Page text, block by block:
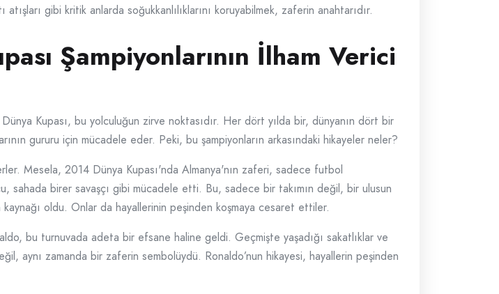
gibi kritik anlarda soğukkanlılıklarını koruyabilmek, zaferin anahtarıdır.
Şampiyonlarının İlham Verici
Kupası, bu yolculuğun zirve noktasıdır. Her dört yılda bir, dünyanın dört bir
gururu için mücadele eder. Peki, bu şampiyonların arkasındaki hikayeler neler?
Mesela, 2014 Dünya Kupası'nda Almanya'nın zaferi, sadece futbol
sahada birer savaşçı gibi mücadele etti. Bu, sadece bir takımın değil, bir ulusun
oldu. Onlar da hayallerinin peşinden koşmaya cesaret ettiler.
bu turnuvada adeta bir efsane haline geldi. Geçmişte yaşadığı sakatlıklar ve
aynı zamanda bir zaferin sembolüydü. Ronaldo’nun hikayesi, hayallerin peşinden